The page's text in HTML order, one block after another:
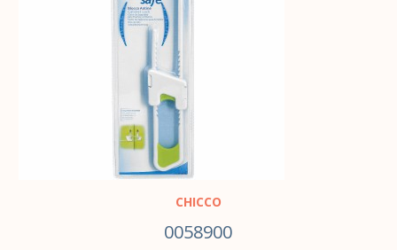
В КОРЗИНУ
CHICCO
0058900